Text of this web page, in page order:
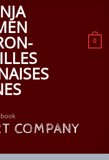
0
COMPANY